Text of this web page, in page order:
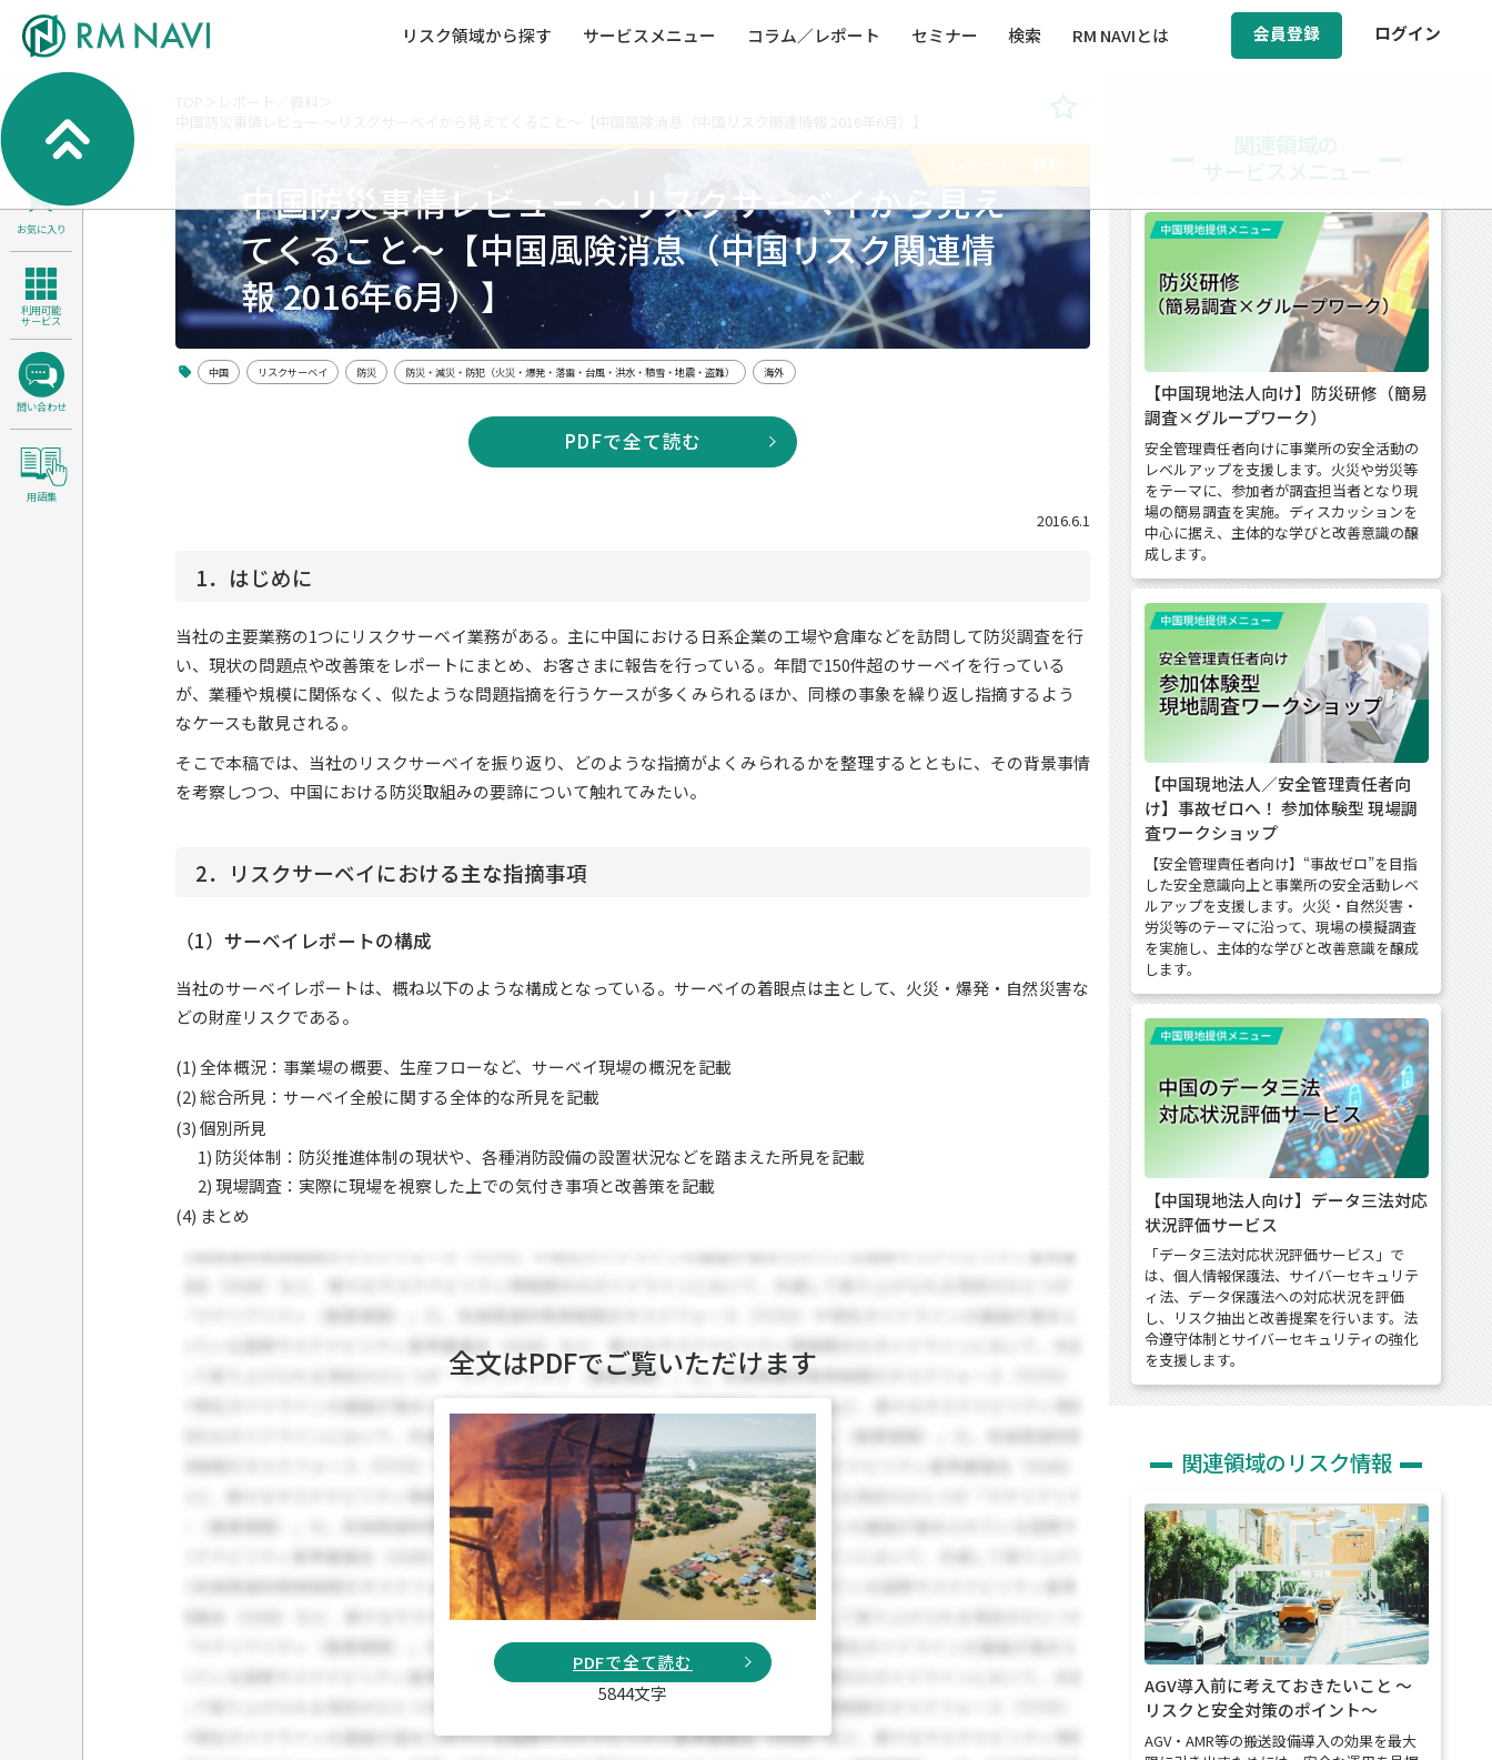
リスク領域から探す サービスメニュー コラム／レポート セミナー 検索 RM NAVIとは 会員登録 ログイン
BCP／BCM（事業継続マネジメント）
タルヘルス・両立支援）
サステナビリティ経営支援
人権・人的資本課題解決支援
安全文化醸成／労働安全衛生
医療／介護／障害福祉／子ども・児童福祉等
全社的リスク管理（ERM）
危機管理
製品安全・食品安全
コンプライアンス・内部統制 海外
RM FOCUS
よくある質問／FAQ
検索
お気に入り
利用可能
サービス
問い合わせ
用語集
中国防災事情レビュー ～リスクサーベイから見え
てくること～【中国風険消息（中国リスク関連情
報 2016年6月）】
中国 リスクサーベイ 防災 防災・減災・防犯（火災・爆発・落雷・台風・洪水・積雪・地震・盗難） 海外
PDFで全て読む
2016.6.1
1．はじめに
当社の主要業務の1つにリスクサーベイ業務がある。主に中国における日系企業の工場や倉庫などを訪問して防災調査を行
い、現状の問題点や改善策をレポートにまとめ、お客さまに報告を行っている。年間で150件超のサーベイを行っている
が、業種や規模に関係なく、似たような問題指摘を行うケースが多くみられるほか、同様の事象を繰り返し指摘するよう
なケースも散見される。
そこで本稿では、当社のリスクサーベイを振り返り、どのような指摘がよくみられるかを整理するとともに、その背景事情
を考察しつつ、中国における防災取組みの要諦について触れてみたい。
2．リスクサーベイにおける主な指摘事項
（1）サーベイレポートの構成
当社のサーベイレポートは、概ね以下のような構成となっている。サーベイの着眼点は主として、火災・爆発・自然災害な
どの財産リスクである。
全体概況：事業場の概要、生産フローなど、サーベイ現場の概況を記載
総合所見：サーベイ全般に関する全体的な所見を記載
個別所見
1) 防災体制：防災推進体制の現状や、各種消防設備の設置状況などを踏まえた所見を記載
2) 現場調査：実際に現場を視察した上での気付き事項と改善策を記載
まとめ
全文はPDFでご覧いただけます
PDFで全て読む
5844文字
【中国現地法人向け】防災研修（簡易
調査×グループワーク）
安全管理責任者向けに事業所の安全活動の
レベルアップを支援します。火災や労災等
をテーマに、参加者が調査担当者となり現
場の簡易調査を実施。ディスカッションを
中心に据え、主体的な学びと改善意識の醸
成します。
【中国現地法人／安全管理責任者向
け】事故ゼロへ！ 参加体験型 現場調
査ワークショップ
【安全管理責任者向け】“事故ゼロ”を目指
した安全意識向上と事業所の安全活動レベ
ルアップを支援します。火災・自然災害・
労災等のテーマに沿って、現場の模擬調査
を実施し、主体的な学びと改善意識を醸成
します。
【中国現地法人向け】データ三法対応
状況評価サービス
「データ三法対応状況評価サービス」で
は、個人情報保護法、サイバーセキュリテ
ィ法、データ保護法への対応状況を評価
し、リスク抽出と改善提案を行います。法
令遵守体制とサイバーセキュリティの強化
を支援します。
関連領域のリスク情報
AGV導入前に考えておきたいこと 〜
リスクと安全対策のポイント〜
AGV・AMR等の搬送設備導入の効果を最大